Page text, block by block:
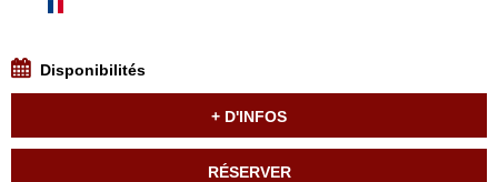
Disponibilités
+ D'INFOS
RÉSERVER